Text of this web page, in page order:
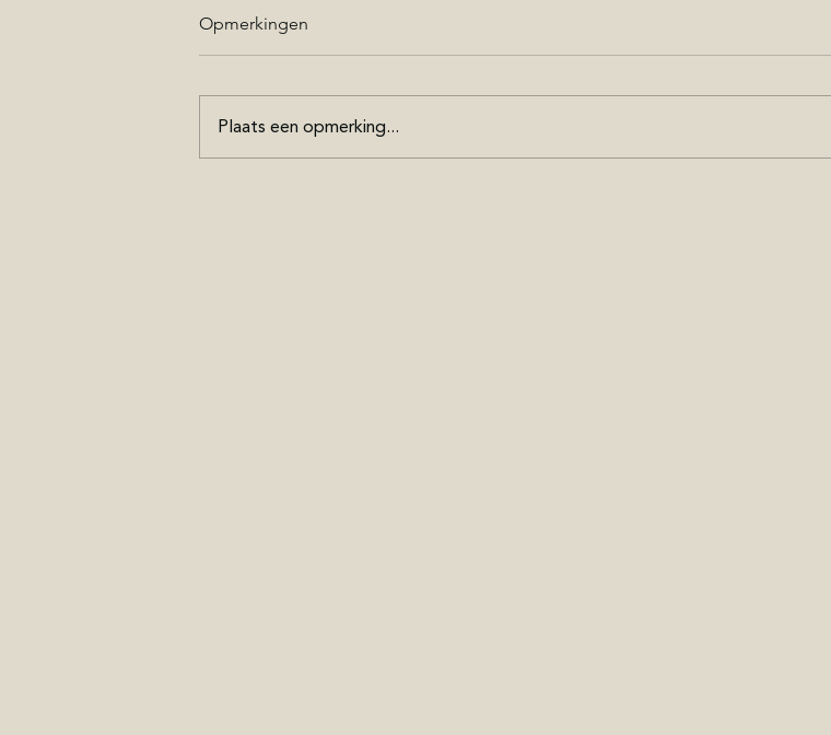
Opmerkingen
Plaats een opmerking...